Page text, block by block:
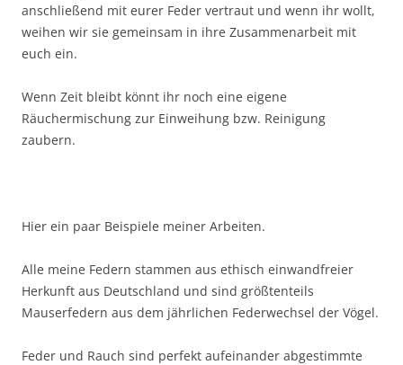
anschließend mit eurer Feder vertraut und wenn ihr wollt,
weihen wir sie gemeinsam in ihre Zusammenarbeit mit
euch ein.
Wenn Zeit bleibt könnt ihr noch eine eigene
Räuchermischung zur Einweihung bzw. Reinigung
zaubern.
Hier ein paar Beispiele meiner Arbeiten.
Alle meine Federn stammen aus ethisch einwandfreier
Herkunft aus Deutschland und sind größtenteils
Mauserfedern aus dem jährlichen Federwechsel der Vögel.
Feder und Rauch sind perfekt aufeinander abgestimmte